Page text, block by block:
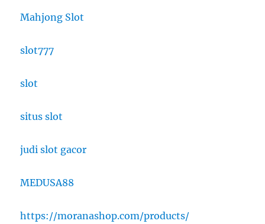
Mahjong Slot
slot777
slot
situs slot
judi slot gacor
MEDUSA88
https://moranashop.com/products/